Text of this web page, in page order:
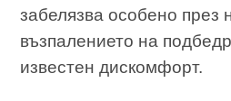
забелязва особено през
възпалението на
известен дискомфорт.